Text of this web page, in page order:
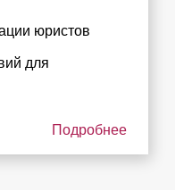
юристов
для
Подробнее